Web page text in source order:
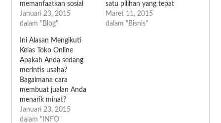
memanfaatkan sosial
media Anda? Kalau iya,
ini saatnya Anda
untuk menjalankan
bisnis Anda. Kenapa
harus memakai blog?
Apakah facebook atau
twitter tidak cukup?
Betul. Itu saja tidak
cukup. Ini alasannya. 1.
Twitter hanya memiliki
Januari 23, 2015
dalam "Blog"
satu pilihan yang tepat
adalah bisnis online.
Bisnis online tak melulu
Maret 11, 2015
dalam "Bisnis"
Ini Alasan Mengikuti
Kelas Toko Online
Apakah Anda sedang
merintis usaha?
Bagaimana cara
membuat jualan Anda
menarik minat?
Bagaimana memilih
ekspedisi?Bagaimana
Januari 23, 2015
dalam "INFO"